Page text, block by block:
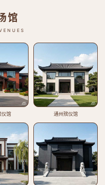
馆
仪馆 通州殡仪馆